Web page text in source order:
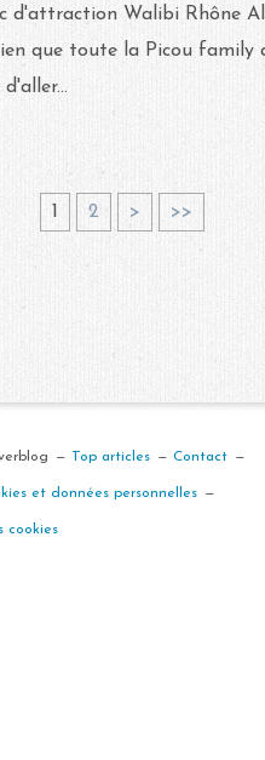
d'attraction Walibi Rhône
que toute la Picou family
1 2 > >>
Top articles Contact
et données personnelles
cookies